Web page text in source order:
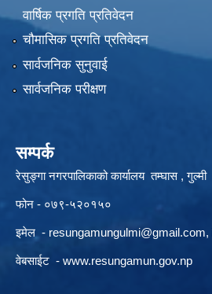
वार्षिक प्रगति प्रतिवेदन
चौमासिक प्रगति प्रतिवेदन
सार्वजनिक सुनुवाई
सार्वजनिक परीक्षण
सम्पर्क
रेसुङ्गा नगरपालिकाको कार्यालय तम्घास , गुल्मी
फोन - ०७९-५२०१५०
इमेल - resungamungulmi@gmail.com,
वेबसाईट - www.resungamun.gov.np